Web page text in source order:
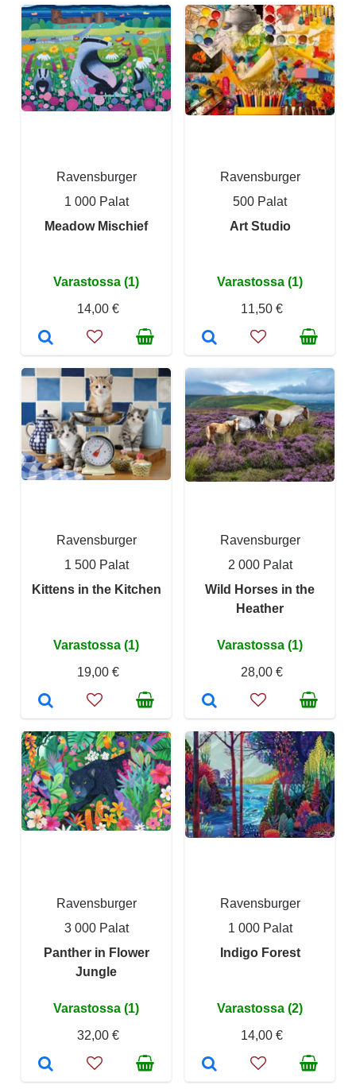
Ravensburger
1 000 Palat
Meadow Mischief
Varastossa (1)
14,00 €
Ravensburger
500 Palat
Art Studio
Varastossa (1)
11,50 €
Ravensburger
1 500 Palat
Kittens in the Kitchen
Varastossa (1)
19,00 €
Ravensburger
2 000 Palat
Wild Horses in the
Heather
Varastossa (1)
28,00 €
Ravensburger
3 000 Palat
Panther in Flower
Jungle
Varastossa (1)
32,00 €
Ravensburger
1 000 Palat
Indigo Forest
Varastossa (2)
14,00 €